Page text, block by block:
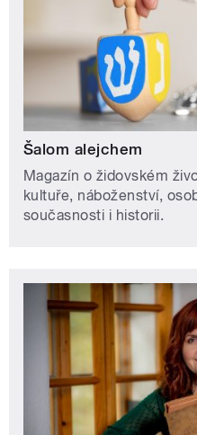
Šalom alejchem
Magazín o židovském
kultuře, náboženství,
současnosti i historii.